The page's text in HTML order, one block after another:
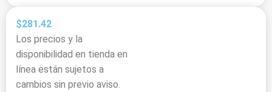
$281.42
Los precios y la
disponibilidad en tienda en
línea están sujetos a
cambios sin previo aviso.